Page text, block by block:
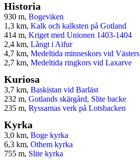
Historia
930 m, Bogeviken
1,3 km, Kalk och kalksten på Gotland
414 m, Kriget med Unionen 1403-1404
2,4 km, Långt i Aifur
4,7 km, Medeltida minneskors vid Västers
2,7 km, Medeltida ringkors vid Laxarve
Kuriosa
3,7 km, Baskistan vid Barläst
232 m, Gotlands skärgård, Slite backe
235 m, Ryssarnas verk på Lotsbacken
Kyrka
3,0 km, Boge kyrka
6,3 km, Othem kyrka
755 m, Slite kyrka